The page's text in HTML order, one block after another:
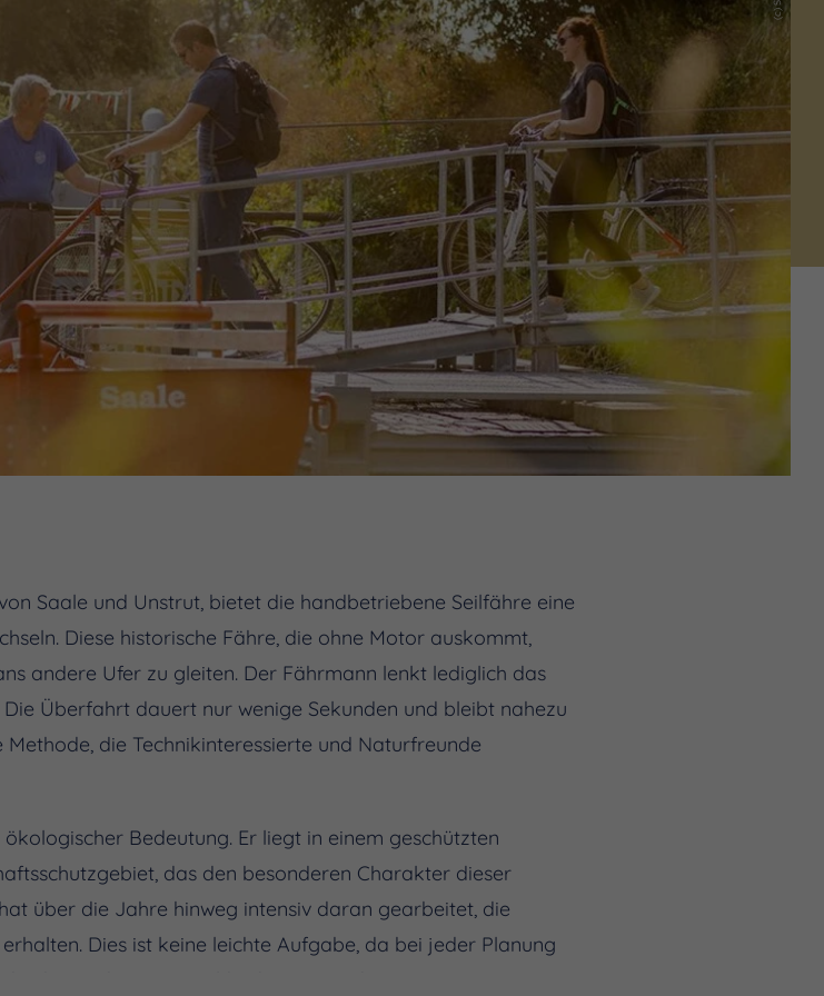
Saale und Unstrut, bietet die handbetriebene Seilfähre eine
Diese historische Fähre, die ohne Motor auskommt,
andere Ufer zu gleiten. Der Fährmann lenkt lediglich das
Überfahrt dauert nur wenige Sekunden und bleibt nahezu
die Technikinteressierte und Naturfreunde
Bedeutung. Er liegt in einem geschützten
das den besonderen Charakter dieser
über die Jahre hinweg intensiv daran gearbeitet, die
Dies ist keine leichte Aufgabe, da bei jeder Planung